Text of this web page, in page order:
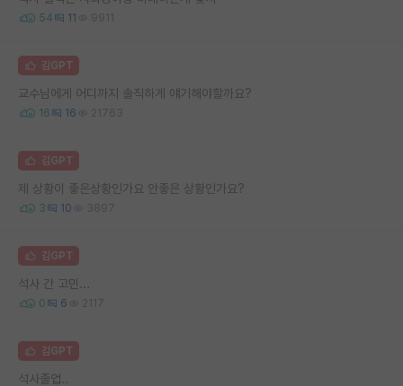
54 11 9911
김GPT
교수님에게 어디까지 솔직하게 얘기해야할까요?
16 16 21763
김GPT
제 상황이 좋은상황인가요 안좋은 상황인가요?
3 10 3897
김GPT
석사 간 고민...
0 6 2117
김GPT
석사졸업..